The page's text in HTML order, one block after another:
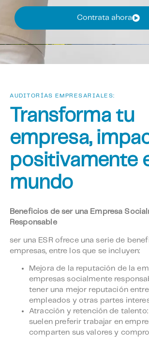
Contrata ahora
AUDITORÍAS EMPRESARIALES:
Transforma tu
empresa,
positivamente
mundo
Beneficios de ser una Empresa
Responsable
ser una ESR ofrece una serie de
empresas, entre los que se incluyen:
Mejora de la reputación de la
empresas socialmente
tener una mejor reputación
empleados y otras partes
Atracción y retención de
suelen preferir trabajar en
comparten sus valores y